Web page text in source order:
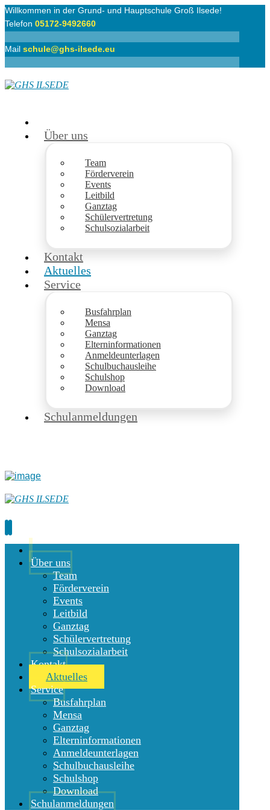
Willkommen in der Grund- und Hauptschule Groß Ilsede!
Telefon 05172-9492660
Mail schule@ghs-ilsede.eu
Über uns
Team
Förderverein
Events
Leitbild
Ganztag
Schülervertretung
Schulsozialarbeit
Kontakt
Aktuelles
Service
Busfahrplan
Mensa
Ganztag
Elterninformationen
Anmeldeunterlagen
Schulbuchausleihe
Schulshop
Download
Schulanmeldungen
Über uns
Team
Förderverein
Events
Leitbild
Ganztag
Schülervertretung
Schulsozialarbeit
Kontakt
Aktuelles
Service
Busfahrplan
Mensa
Ganztag
Elterninformationen
Anmeldeunterlagen
Schulbuchausleihe
Schulshop
Download
Schulanmeldungen